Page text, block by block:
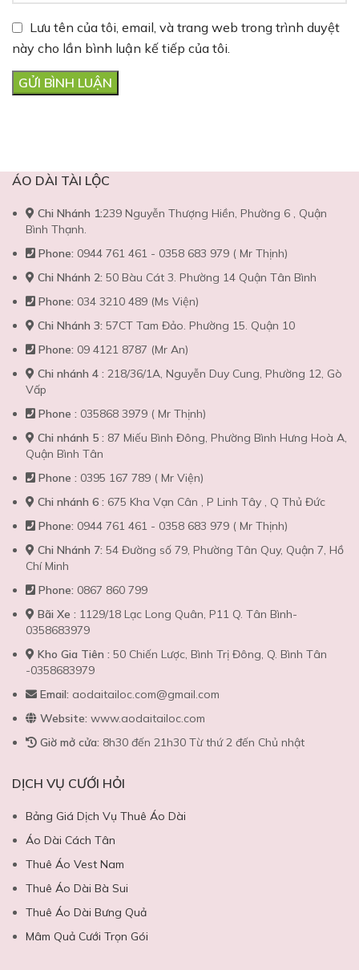
Lưu tên của tôi, email, và trang web trong trình duyệt
này cho lần bình luận kế tiếp của tôi.
ÁO DÀI TÀI LỘC
Chi Nhánh 1:239 Nguyễn Thượng Hiền, Phường 6 , Quận
Bình Thạnh.
Phone: 0944 761 461 - 0358 683 979 ( Mr Thịnh)
Chi Nhánh 2: 50 Bàu Cát 3. Phường 14 Quận Tân Bình
Phone: 034 3210 489 (Ms Viện)
Chi Nhánh 3: 57CT Tam Đảo. Phường 15. Quận 10
Phone: 09 4121 8787 (Mr An)
Chi nhánh 4 : 218/36/1A, Nguyễn Duy Cung, Phường 12, Gò
Vấp
Phone : 035868 3979 ( Mr Thịnh)
Chi nhánh 5 : 87 Miếu Bình Đông, Phường Bình Hưng Hoà A,
Quận Bình Tân
Phone : 0395 167 789 ( Mr Viện)
Chi nhánh 6 : 675 Kha Vạn Cân , P Linh Tây , Q Thủ Đức
Phone: 0944 761 461 - 0358 683 979 ( Mr Thịnh)
Chi Nhánh 7: 54 Đường số 79, Phường Tân Quy, Quận 7, Hồ
Chí Minh
Phone: 0867 860 799
Bãi Xe : 1129/18 Lạc Long Quân, P11 Q. Tân Bình-
0358683979
Kho Gia Tiên : 50 Chiến Lược, Bình Trị Đông, Q. Bình Tân
-0358683979
Email: aodaitailoc.com@gmail.com
Website: www.aodaitailoc.com
Giờ mở cửa: 8h30 đến 21h30 Từ thứ 2 đến Chủ nhật
DỊCH VỤ CƯỚI HỎI
Bảng Giá Dịch Vụ Thuê Áo Dài
Áo Dài Cách Tân
Thuê Áo Vest Nam
Thuê Áo Dài Bà Sui
Thuê Áo Dài Bưng Quả
Mâm Quả Cưới Trọn Gói